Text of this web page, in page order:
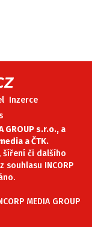
Inzerce
GROUP s.r.o., a
a ČTK.
šíření či dalšího
INCORP
MEDIA GROUP